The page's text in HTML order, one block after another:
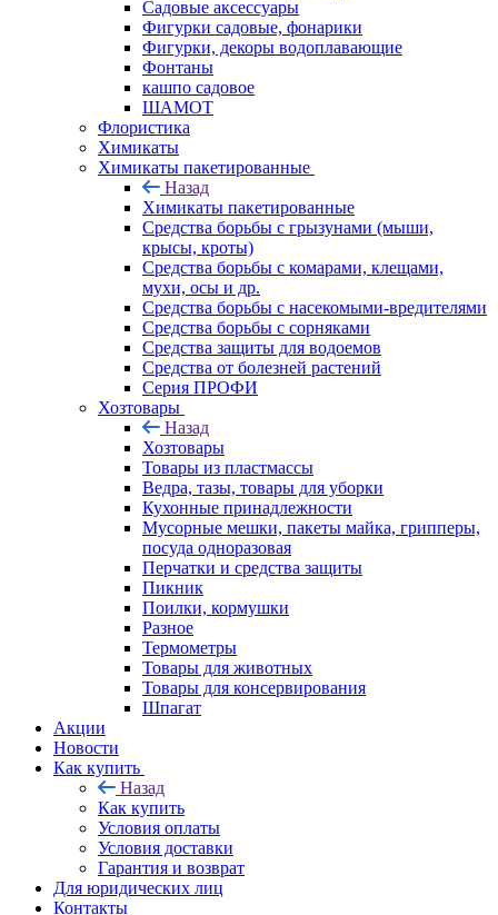
Садовые аксессуары
Фигурки садовые, фонарики
Фигурки, декоры водоплавающие
Фонтаны
кашпо садовое
ШАМОТ
Флористика
Химикаты
Химикаты пакетированные
Назад
Химикаты пакетированные
Средства борьбы с грызунами (мыши,
крысы, кроты)
Средства борьбы с комарами, клещами,
мухи, осы и др.
Средства борьбы с насекомыми-вредителями
Средства борьбы с сорняками
Средства защиты для водоемов
Средства от болезней растений
Серия ПРОФИ
Хозтовары
Назад
Хозтовары
Товары из пластмассы
Ведра, тазы, товары для уборки
Кухонные принадлежности
Мусорные мешки, пакеты майка, грипперы,
посуда одноразовая
Перчатки и средства защиты
Пикник
Поилки, кормушки
Разное
Термометры
Товары для животных
Товары для консервирования
Шпагат
Акции
Новости
Как купить
Назад
Как купить
Условия оплаты
Условия доставки
Гарантия и возврат
Для юридических лиц
Контакты